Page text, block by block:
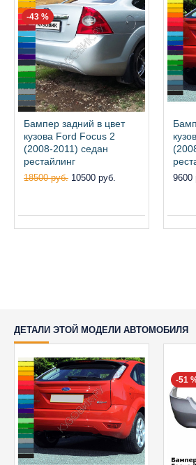
-43 %
Бампер задний в цвет
кузова Ford Focus 2
(2008-2011) седан
рестайлинг
18500 руб. 10500 руб. 9600
ДЕТАЛИ ЭТОЙ МОДЕЛИ АВТОМОБИЛЯ
-51